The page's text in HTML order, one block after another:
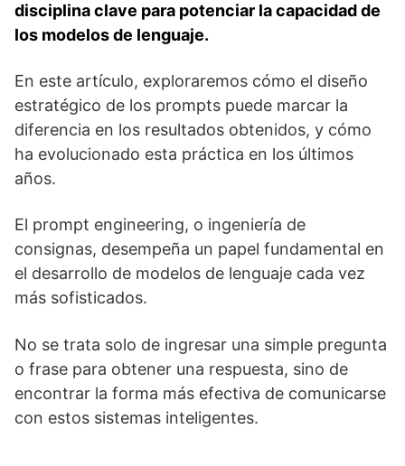
disciplina clave para potenciar la capacidad de
los modelos de lenguaje.
En este artículo, exploraremos cómo el diseño
estratégico de los prompts puede marcar la
diferencia en los resultados obtenidos, y cómo
ha evolucionado esta práctica en los últimos
años.
El prompt engineering, o ingeniería de
consignas, desempeña un papel fundamental en
el desarrollo de modelos de lenguaje cada vez
más sofisticados.
No se trata solo de ingresar una simple pregunta
o frase para obtener una respuesta, sino de
encontrar la forma más efectiva de comunicarse
con estos sistemas inteligentes.